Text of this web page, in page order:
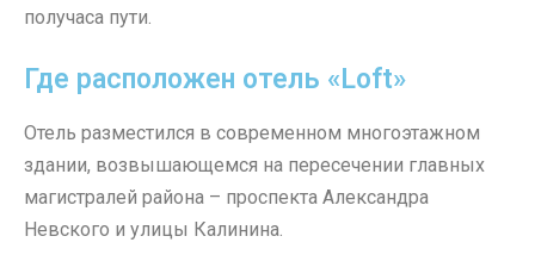
получаса пути.
Где расположен отель «Loft»
Отель разместился в современном многоэтажном
здании, возвышающемся на пересечении главных
магистралей района – проспекта Александра
Невского и улицы Калинина.